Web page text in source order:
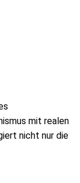
mit realen
nicht nur die